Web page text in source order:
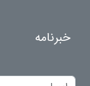
خبرنامه